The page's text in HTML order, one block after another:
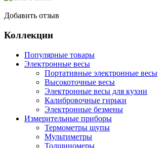
Добавить отзыв
Коллекции
Популярные товары
Электронные весы
Портативные электронные весы
Высокоточные весы
Электронные весы для кухни
Калибровочные гирьки
Электронные безмены
Измерительные приборы
Термометры щупы
Мультиметры
Толщиномеры